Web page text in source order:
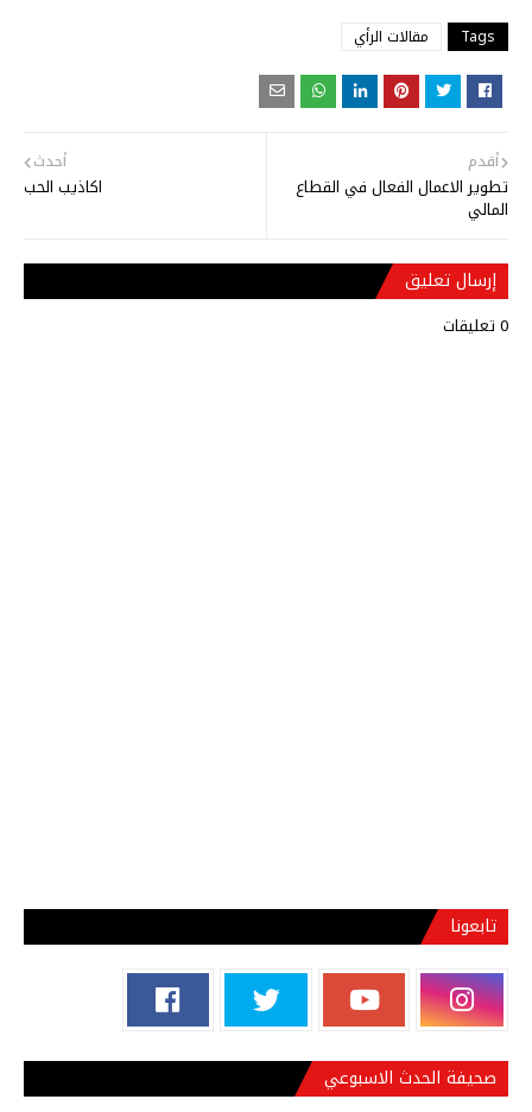
Tags مقالات الرأي
أحدث
اكاذيب الحب
أقدم
تطوير الاعمال الفعال في القطاع
المالي
إرسال تعليق
0 تعليقات
تابعونا
صحيفة الحدث الاسبوعي